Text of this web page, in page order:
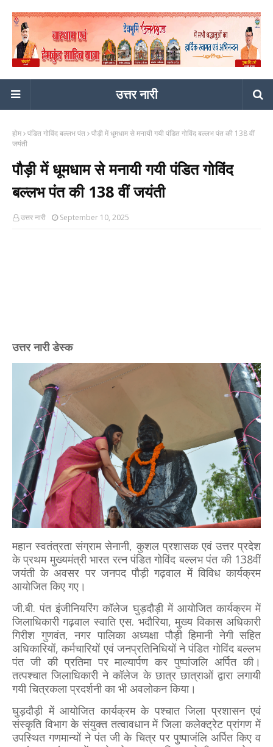
उत्तर नारी
होम पंडित गोविंद बल्लभ पंत पौड़ी में धूमधाम से मनायी गयी पंडित गोविंद बल्लभ पंत की 138 वीं
जयंती
पौड़ी में धूमधाम से मनायी गयी पंडित गोविंद
बल्लभ पंत की 138 वीं जयंती
उत्तर नारी September 10, 2025
उत्तर नारी डेस्क
महान स्वतंत्रता संग्राम सेनानी, कुशल प्रशासक एवं उत्तर प्रदेश
के प्रथम मुख्यमंत्री भारत रत्न पंडित गोविंद बल्लभ पंत की 138वीं
जयंती के अवसर पर जनपद पौड़ी गढ़वाल में विविध कार्यक्रम
आयोजित किए गए।
जी.बी. पंत इंजीनियरिंग कॉलेज घुड़दौड़ी में आयोजित कार्यक्रम में
जिलाधिकारी गढ़वाल स्वाति एस. भदौरिया, मुख्य विकास अधिकारी
गिरीश गुणवंत, नगर पालिका अध्यक्षा पौड़ी हिमानी नेगी सहित
अधिकारियों, कर्मचारियों एवं जनप्रतिनिधियों ने पंडित गोविंद बल्लभ
पंत जी की प्रतिमा पर माल्यार्पण कर पुष्पांजलि अर्पित की।
तत्पश्चात जिलाधिकारी ने कॉलेज के छात्र छात्राओं द्वारा लगायी
गयी चित्रकला प्रदर्शनी का भी अवलोकन किया।
घुड़दौड़ी में आयोजित कार्यक्रम के पश्चात जिला प्रशासन एवं
संस्कृति विभाग के संयुक्त तत्वावधान में जिला कलेक्ट्रेट प्रांगण में
उपस्थित गणमान्यों ने पंत जी के चित्र पर पुष्पाजंलि अर्पित किए व